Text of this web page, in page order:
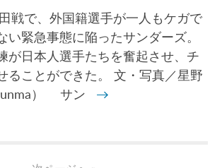
戦で、外国籍選手が一人もケガで
い緊急事態に陥ったサンダーズ。
が日本人選手たちを奮起させ、チ
ることができた。 文・写真／星野
） サン →